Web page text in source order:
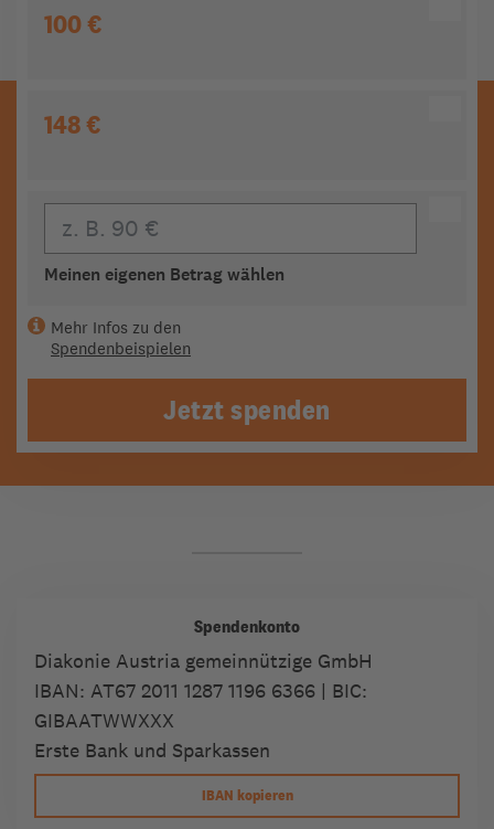
100 €
148 €
Meinen eigenen Betrag wählen
Mehr Infos zu den
Spendenbeispielen
Jetzt spenden
Spendenkonto
Diakonie Austria gemeinnützige GmbH
IBAN: AT67 2011 1287 1196 6366 | BIC:
GIBAATWWXXX
Erste Bank und Sparkassen
IBAN kopieren